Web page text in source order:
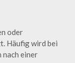
oder
Häufig wird bei
nach einer